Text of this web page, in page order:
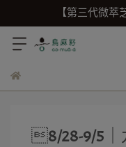
【第三代微萃
8/28-9/5｜